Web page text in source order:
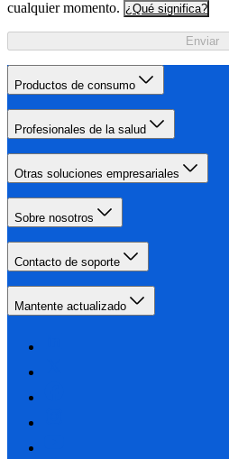
cualquier momento. ¿Qué significa?
Enviar
Productos de consumo
Profesionales de la salud
Otras soluciones empresariales
Sobre nosotros
Contacto de soporte
Mantente actualizado